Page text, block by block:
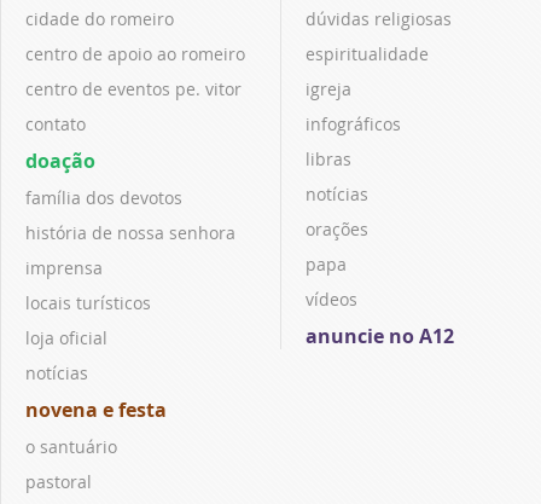
cidade do romeiro
centro de apoio ao romeiro
centro de eventos pe. vitor
contato
doação
família dos devotos
história de nossa senhora
imprensa
locais turísticos
loja oficial
notícias
novena e festa
o santuário
pastoral
dúvidas religiosas
espiritualidade
igreja
infográficos
libras
notícias
orações
papa
vídeos
anuncie no A12